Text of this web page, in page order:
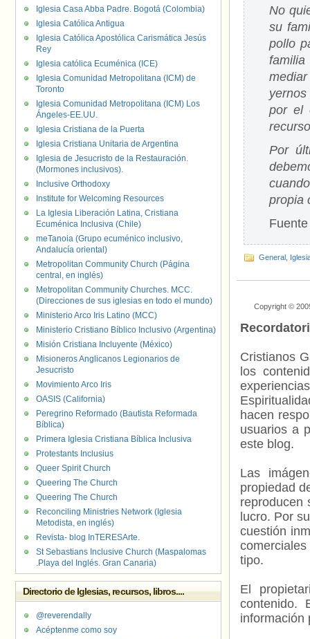
No
su
pollo
por el
Por
propia
General
Copyright ©
Cristianos
los
hacen
usuarios a
este blog.
Las
propiedad
reproducen
lucro. Por
cuestión
tipo.
El
contenido.
información
Iglesia Casa Abba Padre. Bogotá (Colombia)
Iglesia Católica Antigua
Iglesia Católica Apostólica Carismática Jesús
Rey
Iglesia católica Ecuménica (ICE)
Iglesia Comunidad Metropolitana (ICM) de
Toronto
Iglesia Comunidad Metropolitana (ICM) Los
Ángeles-EE.UU.
Iglesia Cristiana de la Puerta
Iglesia Cristiana Unitaria de Argentina
Iglesia de Jesucristo de la Restauración.
(Mormones inclusivos).
Inclusive Orthodoxy
Institute for Welcoming Resources
La Iglesia Liberación Latina, Cristiana
Ecuménica Inclusiva (Chile)
meTanoia (Grupo ecuménico inclusivo,
Andalucía oriental)
Metropolitan Community Church (Página
central, en inglés)
Metropolitan Community Churches. MCC.
(Direcciones de sus iglesias en todo el mundo)
Ministerio Arco Iris Latino (MCC)
Ministerio Cristiano Bíblico Inclusivo (Argentina)
Misión Cristiana Incluyente (México)
Misioneros Anglicanos Legionarios de
Jesucristo
Movimiento Arco Iris
OASIS (California)
Peregrino Reformado (Bautista Reformada
Bíblica)
Primera Iglesia Cristiana Bíblica Inclusiva
Protestants Inclusius
Queer Spirit Church
Queering The Church
Queering The Church
Reconciling Ministries Network (Iglesia
Metodista, en inglés)
Revista- blog InTERESArte.
St Sebastians Inclusive Church (Maspalomas
.Playa del Inglés. Gran Canaria)
Directorio de Iglesias, recursos, libros....
@reverendally
Acéptenme como soy